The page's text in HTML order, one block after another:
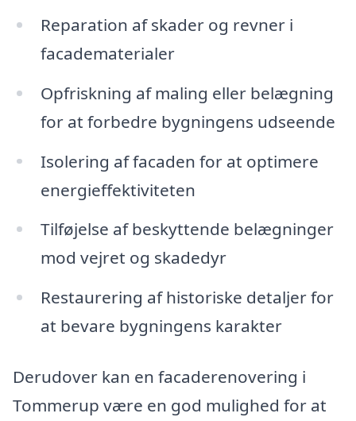
Reparation af skader og revner i
facadematerialer
Opfriskning af maling eller belægning
for at forbedre bygningens udseende
Isolering af facaden for at optimere
energieffektiviteten
Tilføjelse af beskyttende belægninger
mod vejret og skadedyr
Restaurering af historiske detaljer for
at bevare bygningens karakter
Derudover kan en facaderenovering i
Tommerup være en god mulighed for at